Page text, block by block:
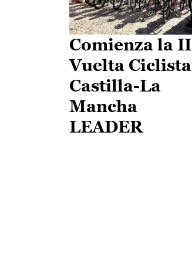
Comienza la II
Vuelta Ciclista
Castilla-La
Mancha
LEADER